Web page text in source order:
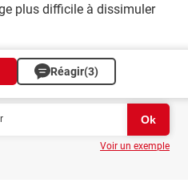
plus difficile à dissimuler
Réagir(3)
Voir un exemple